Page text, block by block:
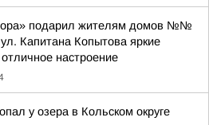
подарил жителям домов №№
Капитана Копытова яркие
настроение
у озера в Кольском округе